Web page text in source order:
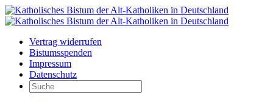
Vertrag widerrufen
Bistumsspenden
Impressum
Datenschutz